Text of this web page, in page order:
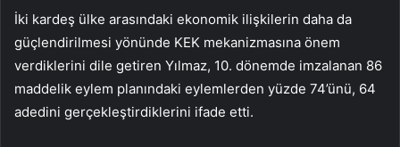
İki kardeş ülke arasındaki ekonomik ilişkilerin daha da
güçlendirilmesi yönünde KEK mekanizmasına önem
verdiklerini dile getiren Yılmaz, 10. dönemde imzalanan 86
maddelik eylem planındaki eylemlerden yüzde 74’ünü, 64
adedini gerçekleştirdiklerini ifade etti.